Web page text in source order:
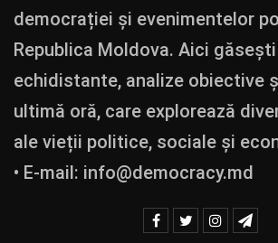
democrației și evenimentelor
Republica Moldova. Aici
echidistante, analize obiective
ultimă oră, care explorează
ale vieții politice, sociale și
• E-mail: info@democracy.md